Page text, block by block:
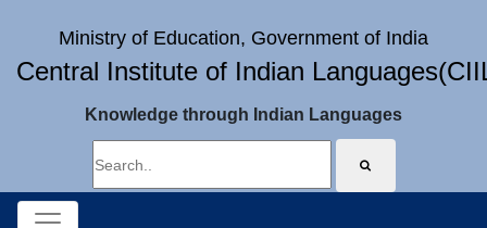
Ministry of Education, Government of India
Central Institute of Indian
Knowledge through Indian Languages